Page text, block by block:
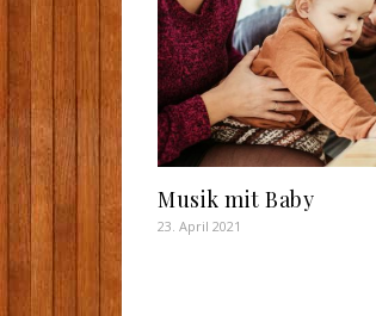
Musik mit Baby
23. April 2021